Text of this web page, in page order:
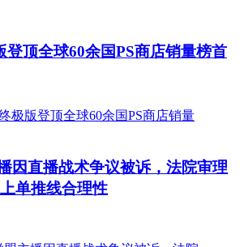
登顶全球60余国PS商店销量榜首
因直播战术争议被诉，法院审理
单推线合理性